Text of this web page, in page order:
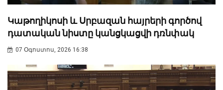
Կաթողիկոսի և Սրբազան հայրերի գործով
դատական նիստը կանցկացվի դռնփակ
07 Օգոստոս, 2026 16:38